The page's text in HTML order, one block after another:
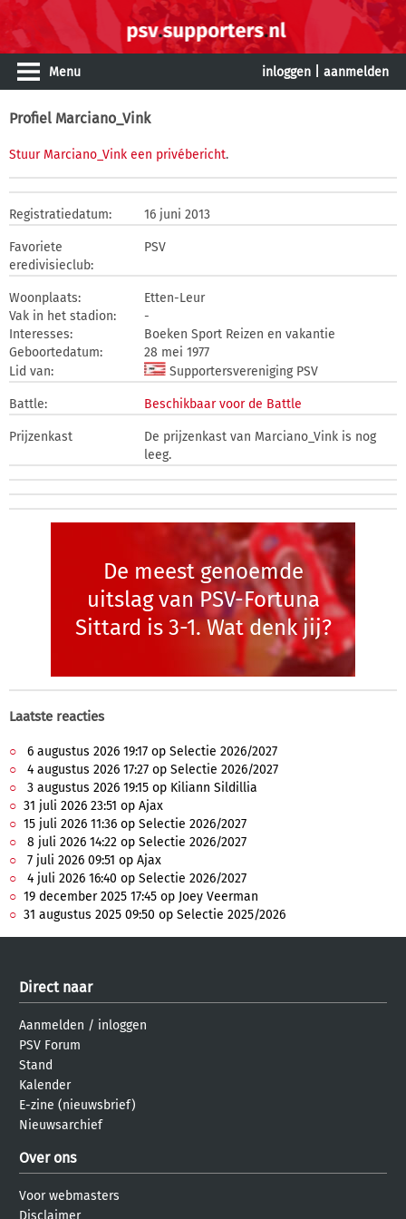
Menu inloggen aanmelden
Profiel Marciano_Vink
Stuur Marciano_Vink een privébericht.
Registratiedatum: 16 juni 2013
Favoriete
eredivisieclub:
PSV
Woonplaats:
Etten-Leur
Vak in het stadion:
-
Interesses:
Boeken Sport Reizen en vakantie
Geboortedatum:
28 mei 1977
Lid van:
Supportersvereniging PSV
Battle: Beschikbaar voor de Battle
Prijzenkast
De prijzenkast van Marciano_Vink is nog
leeg.
De meest genoemde
uitslag van PSV-Fortuna
Sittard is 3-1. Wat denk jij?
Laatste reacties
6 augustus 2026 19:17 op Selectie 2026/2027
4 augustus 2026 17:27 op Selectie 2026/2027
3 augustus 2026 19:15 op Kiliann Sildillia
31 juli 2026 23:51 op Ajax
15 juli 2026 11:36 op Selectie 2026/2027
8 juli 2026 14:22 op Selectie 2026/2027
7 juli 2026 09:51 op Ajax
4 juli 2026 16:40 op Selectie 2026/2027
19 december 2025 17:45 op Joey Veerman
31 augustus 2025 09:50 op Selectie 2025/2026
Direct naar
Aanmelden / inloggen
PSV Forum
Stand
Kalender
E-zine (nieuwsbrief)
Nieuwsarchief
Over ons
Voor webmasters
Disclaimer